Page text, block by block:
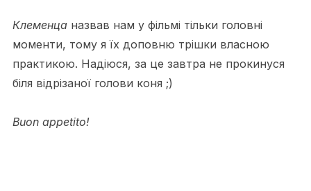
Клеменцаназвав нам у фільмі тільки головні
моменти, тому я їх доповню трішки власною
практикою. Надіюся, за це завтра не прокинуся
біля відрізаної голови коня ;)
Вuon appetito!